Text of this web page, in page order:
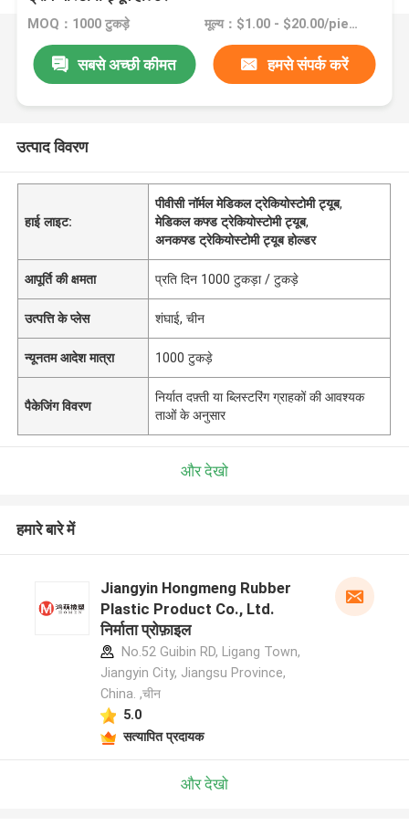
MOQ：1000 टुकड़े मूल्य：$1.00 - $20.00/pieces
सबसे अच्छी कीमत हमसे संपर्क करें
उत्पाद विवरण
हाई लाइट:
पीवीसी नॉर्मल मेडिकल ट्रेकियोस्टोमी ट्यूब,
मेडिकल कफ्ड ट्रेकियोस्टोमी ट्यूब,
अनकफ्ड ट्रेकियोस्टोमी ट्यूब होल्डर
आपूर्ति की क्षमता प्रति दिन 1000 टुकड़ा / टुकड़े
उत्पत्ति के प्लेस शंघाई, चीन
न्यूनतम आदेश मात्रा 1000 टुकड़े
पैकेजिंग विवरण
निर्यात दफ़्ती या ब्लिस्टरिंग ग्राहकों की आवश्यक
ताओं के अनुसार
और देखो
हमारे बारे में
Jiangyin Hongmeng Rubber
Plastic Product Co., Ltd.
निर्माता प्रोफ़ाइल
No.52 Guibin RD, Ligang Town,
Jiangyin City, Jiangsu Province,
China. ,चीन
5.0
सत्यापित प्रदायक
और देखो